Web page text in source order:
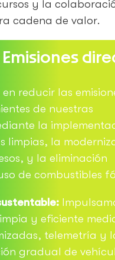
y la
cadena de valor.
reducir las
de nuestras
la
limpias, la
y la eliminación
de combustibles
y eficiente
telemetría y
gradual de